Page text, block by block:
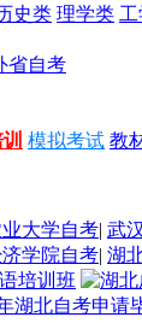
史类 理学类
省自考
模拟考试 教
大学自考| 武
学院自考| 湖
湖北自考申请